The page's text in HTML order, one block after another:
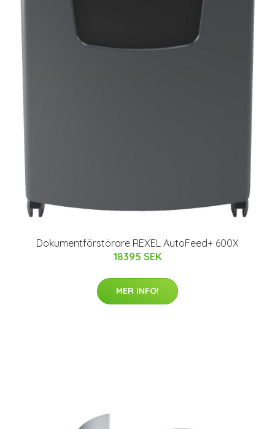
Dokumentförstörare REXEL AutoFeed+ 600X
18395 SEK
MER INFO!